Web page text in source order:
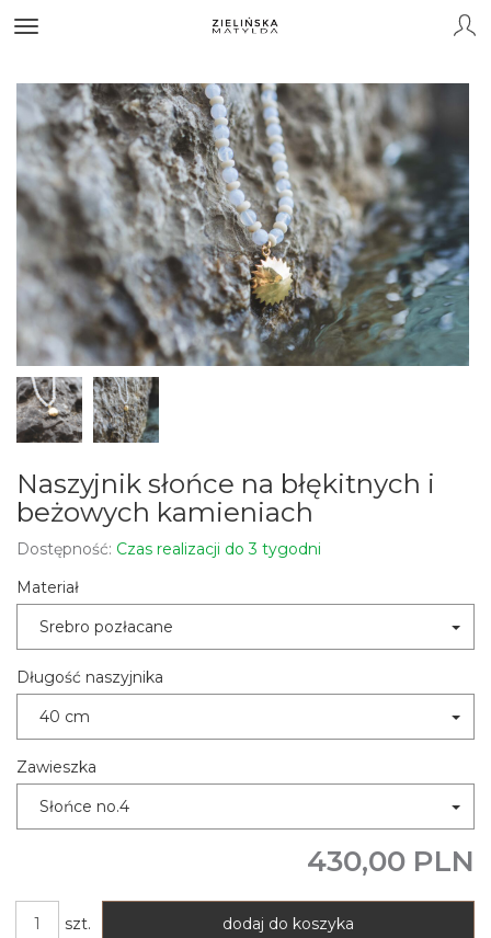
Naszyjnik słońce na błękitnych i
beżowych kamieniach
Dostępność: Czas realizacji do 3 tygodni
Materiał
Srebro pozłacane
Długość naszyjnika
40 cm
Zawieszka
Słońce no.4
430,00 PLN
szt. dodaj do koszyka